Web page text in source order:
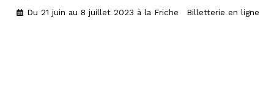
Du 21 juin au 8 juillet 2023 à la Friche Billetterie en ligne